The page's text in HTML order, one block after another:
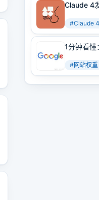
Claude 4
#Claude 4
1分钟看懂
南（原创
#网站权重